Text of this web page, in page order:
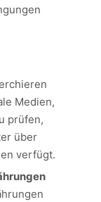
Medien,
prüfen,
über
verfügt.